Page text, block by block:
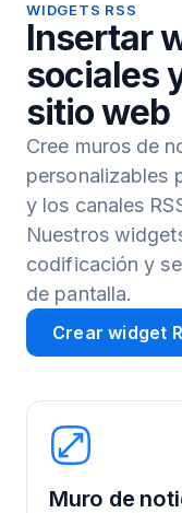
WIDGETS RSS
Insertar
sociales
sitio web
Cree muros de
personalizables
y los canales
Nuestros
codificación y
de pantalla.
Crear widget
Muro de